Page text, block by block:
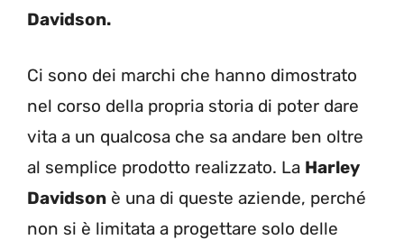
Davidson.
Ci sono dei marchi che hanno dimostrato
nel corso della propria storia di poter dare
vita a un qualcosa che sa andare ben oltre
al semplice prodotto realizzato. La Harley
Davidson è una di queste aziende, perché
non si è limitata a progettare solo delle